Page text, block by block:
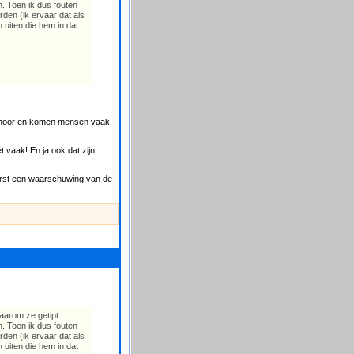
Toen ik dus fouten
(ik ervaar dat als
uiten die hem in dat
en komen mensen vaak
vaak! En ja ook dat zijn
een waarschuwing van de
ze getipt
Toen ik dus fouten
(ik ervaar dat als
uiten die hem in dat